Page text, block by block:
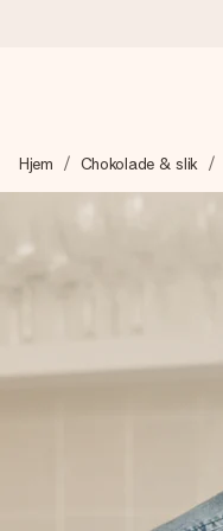
Vi laver din gave med
4,7 (baseret på
Vores gaver
Lav noget særligt i
Hjem Chokolade & slik